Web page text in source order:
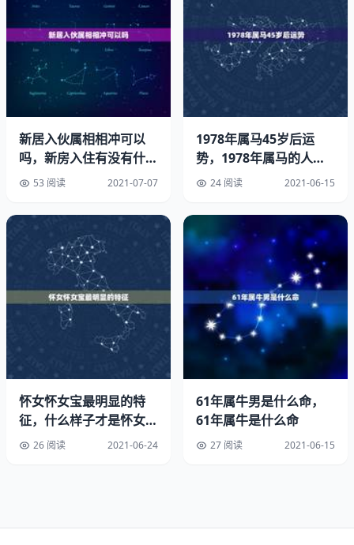
用恭祝来替代两位新人的称呼即可。结婚红包贺词四字短
语。
4、一定要记得在红包的反面写上赠送人的名字，单身人士
写自己名字就可以，伴侣共同参加婚礼的就写2个人的名
字，如果是一整个家庭去的话，就写XXX全家就。结婚红包
贺词四句。
因为婚礼当天送红包礼金的人非常的多，如果到时没写自己
的名字，万一新人以为没有赠送祝福，又或者搞混了赠送红
结婚红包怎么写祝福语
5、婚礼红包祝福语的内容和语气，要根据新人身份还有和
新人的亲疏关系来决定。
如果是年长一些的长辈，一定要稍微正式并且庄重一些，这
样才不会有失礼貌。如果是身边年纪相仿的亲友，那可以写
一些标准的祝福即可。如果是非常亲密的闺蜜和兄弟，那就
可以写一些比较时尚和洋气的玩笑话语，增添一份开心和喜
悦。结婚红包上的祝福语怎么写。
结婚红包怎么写祝福语四句：结婚送的红包上面写些什么祝
新居入伙属相相冲可以
吗，新房入住有没有什么
讲究！
53 阅读 2021-07-07
1978年属马45岁后运
势，1978年属马的人感
情专一吗
24 阅读 2021-06-15
怀女怀女宝最明显的特
征，什么样子才是怀女宝
的准确特征？
26 阅读 2021-06-24
61年属牛男是什么命，
61年属牛是什么命
27 阅读 2021-06-15